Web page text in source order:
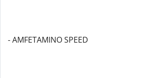
- AMFETAMINO SPEED